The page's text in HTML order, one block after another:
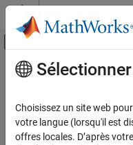
Passer au contenu
Activer/
Accueil de la documentation
STM32 Microcontroller Blockset
Contenu principal
Comparator
Compare two analog
Since R2023b
Choisissez un site web
votre langue (lorsqu'il est
offres locales. D’après